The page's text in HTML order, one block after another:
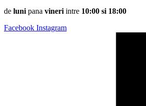
de luni pana vineri intre 10:00 si 18:00
Facebook Instagram